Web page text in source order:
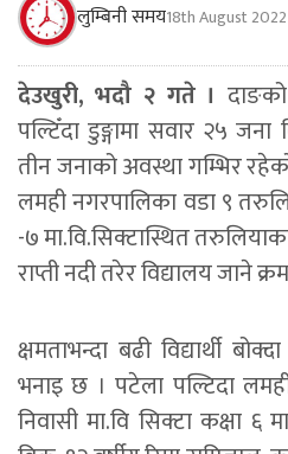
लुम्बिनी समय18th August
देउखुरी, भदौ २ गते ।
पल्टिँदा डुङ्गामा सवार २५ जना
तीन जनाको अवस्था गम्भिर
लमही नगरपालिका वडा ९
-७ मा.वि.सिक्टास्थित
राप्ती नदी तरेर विद्यालय जाने
क्षमताभन्दा बढी विद्यार्थी
भनाइ छ । पटेला पल्टिदा
निवासी मा.वि सिक्टा कक्षा ६